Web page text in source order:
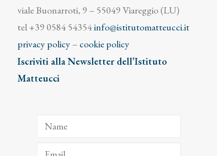
viale Buonarroti, 9 – 55049 Viareggio (LU)
tel +39 0584 54354info@istitutomatteucci.it
privacy policy– cookie policy
Iscriviti alla Newsletter dell’Istituto
Matteucci